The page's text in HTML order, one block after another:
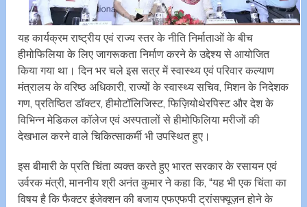
यह कार्यक्रम राष्ट्रीय एवं राज्य स्तर के नीति निर्माताओं के बीच
हीमोफिलिया के लिए जागरूकता निर्माण करने के उद्देश्य से आयोजित
किया गया था। दिन भर चले इस सत्र में स्वास्थ्य एवं परिवार कल्याण
मंत्रालय के वरिष्ठ अधिकारी, राज्यों के स्वास्थ्य सचिव, मिशन के निदेशक
गण, प्रतिष्ठित डॉक्टर, हीमोटॉलिजिस्ट, फिज़ियोथेरपिस्ट और देश के
विभिन्न मेडिकल कॉलेज एवं अस्पतालों से हीमोफिलिया मरीजों की
देखभाल करने वाले चिकित्साकर्मी भी उपस्थित हुए।
इस बीमारी के प्रति चिंता व्यक्त करते हुए भारत सरकार के रसायन एवं
उर्वरक मंत्री, माननीय श्री अनंत कुमार ने कहा कि, “यह भी एक चिंता का
विषय है कि फैक्टर इंजेक्शन की बजाय एफएफपी ट्रांसफ्यूज़न होने के